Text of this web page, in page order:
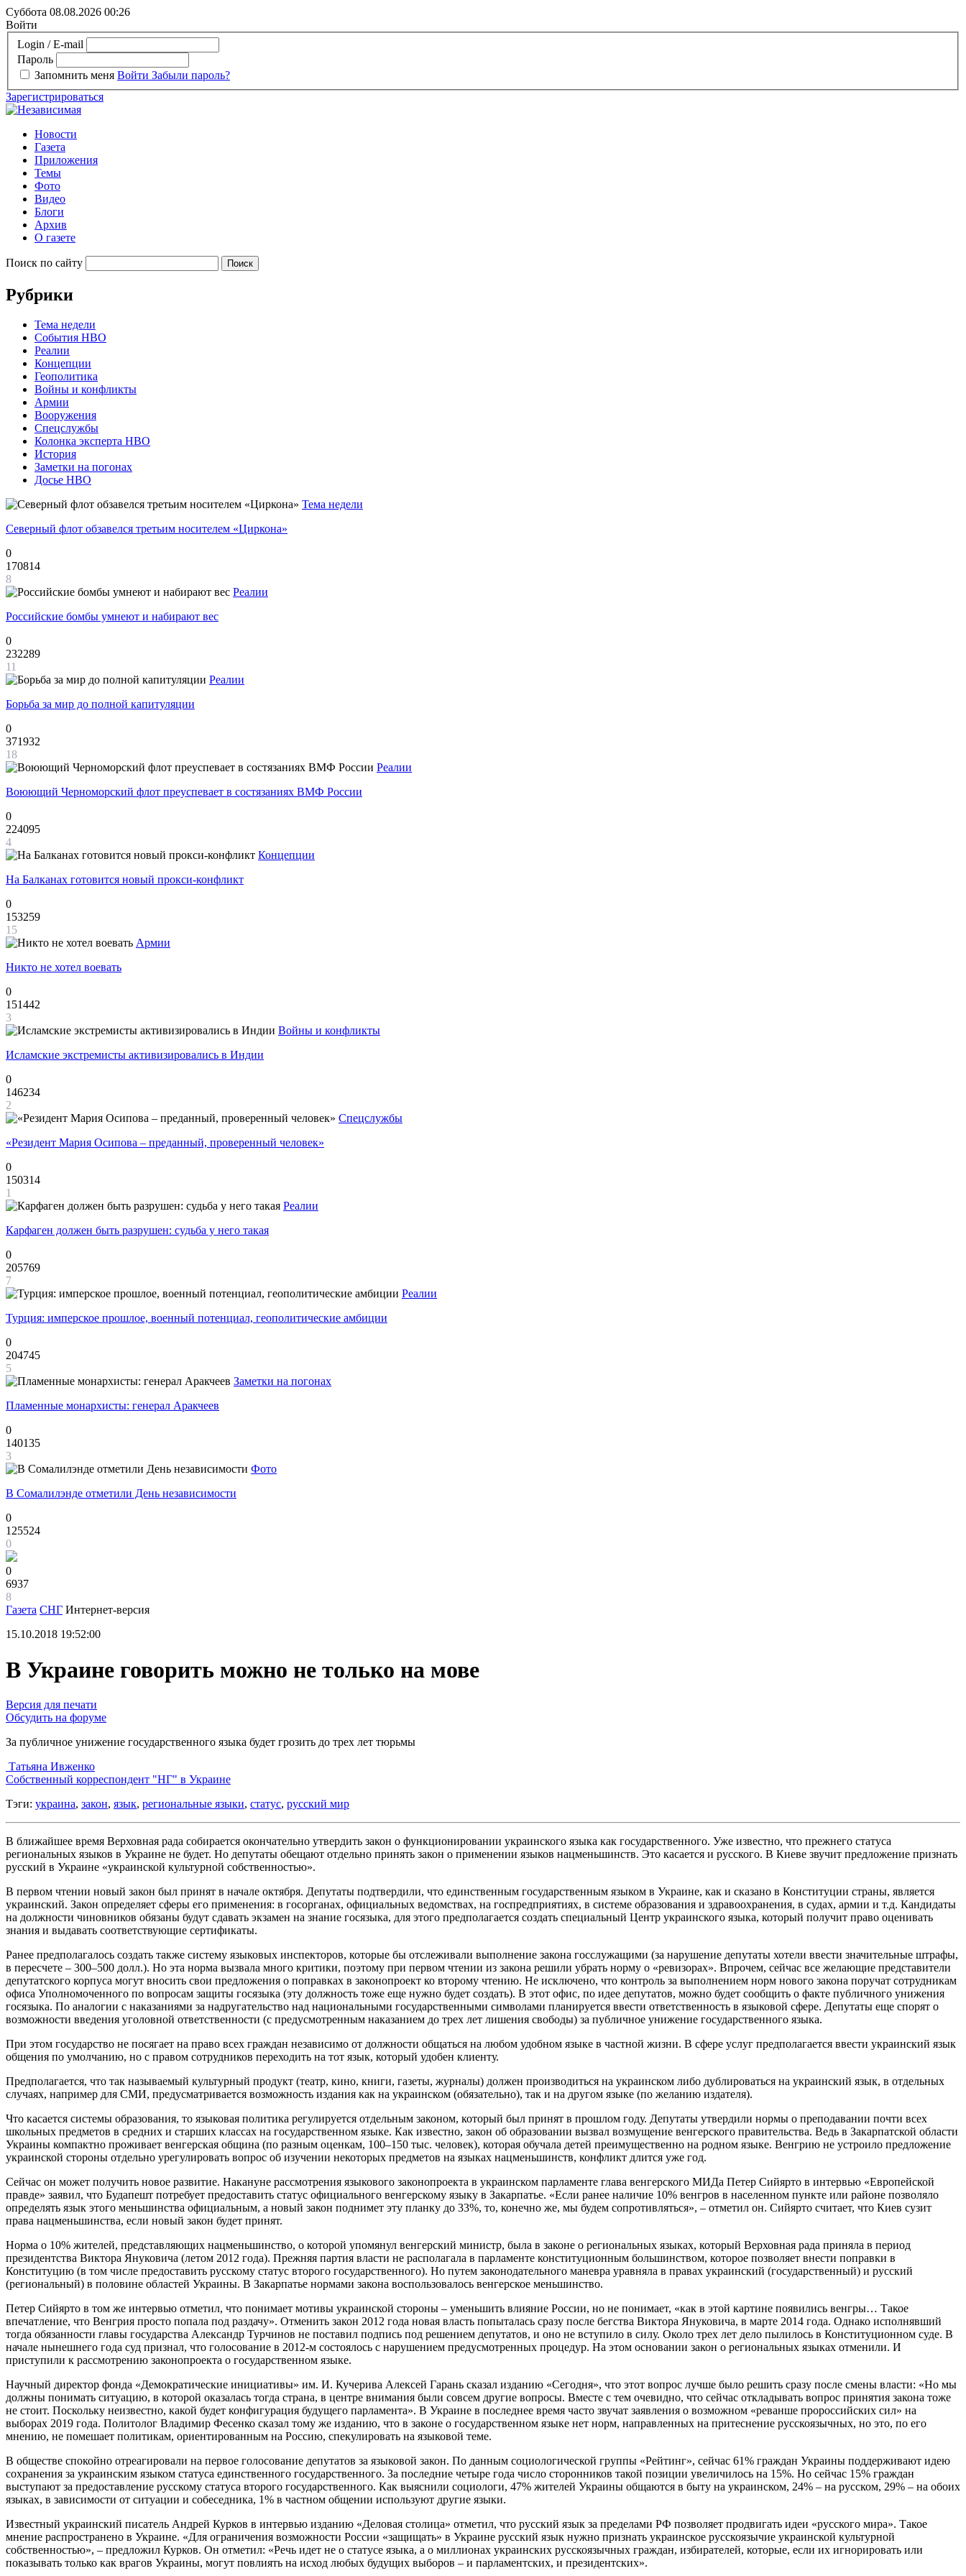
Суббота 08.08.2026 00:26
Войти
Login / E-mail
Пароль
Запомнить меня Войти Забыли пароль?
Зарегистрироваться
Новости
Газета
Приложения
Темы
Фото
Видео
Блоги
Архив
О газете
Поиск по сайту
Рубрики
Тема недели
События НВО
Реалии
Концепции
Геополитика
Войны и конфликты
Армии
Вооружения
Спецслужбы
Колонка эксперта НВО
История
Заметки на погонах
Досье НВО
Тема недели
Северный флот обзавелся третьим носителем «Циркона»
0
170814
8
Реалии
Российские бомбы умнеют и набирают вес
0
232289
11
Реалии
Борьба за мир до полной капитуляции
0
371932
18
Реалии
Воюющий Черноморский флот преуспевает в состязаниях ВМФ России
0
224095
4
Концепции
На Балканах готовится новый прокси-конфликт
0
153259
15
Армии
Никто не хотел воевать
0
151442
3
Войны и конфликты
Исламские экстремисты активизировались в Индии
0
146234
2
Спецслужбы
«Резидент Мария Осипова – преданный, проверенный человек»
0
150314
1
Реалии
Карфаген должен быть разрушен: судьба у него такая
0
205769
7
Реалии
Турция: имперское прошлое, военный потенциал, геополитические амбиции
0
204745
5
Заметки на погонах
Пламенные монархисты: генерал Аракчеев
0
140135
3
Фото
В Сомалилэнде отметили День независимости
0
125524
0
0
6937
8
Газета СНГ Интернет-версия
15.10.2018 19:52:00
В Украине говорить можно не только на мове
Версия для печати
Обсудить на форуме
За публичное унижение государственного языка будет грозить до трех лет тюрьмы
Татьяна Ивженко
Cобственный корреспондент "НГ" в Украине
Тэги: украина, закон, язык, региональные языки, статус, русский мир
В ближайшее время Верховная рада собирается окончательно утвердить закон о функционировании украинского языка как государственного. Уже известно, что прежнего статуса
региональных языков в Украине не будет. Но депутаты обещают отдельно принять закон о применении языков нацменьшинств. Это касается и русского. В Киеве звучит предложение признать
русский в Украине «украинской культурной собственностью».
В первом чтении новый закон был принят в начале октября. Депутаты подтвердили, что единственным государственным языком в Украине, как и сказано в Конституции страны, является
украинский. Закон определяет сферы его применения: в госорганах, официальных ведомствах, на госпредприятиях, в системе образования и здравоохранения, в судах, армии и т.д. Кандидаты
на должности чиновников обязаны будут сдавать экзамен на знание госязыка, для этого предполагается создать специальный Центр украинского языка, который получит право оценивать
знания и выдавать соответствующие сертификаты.
Ранее предполагалось создать также систему языковых инспекторов, которые бы отслеживали выполнение закона госслужащими (за нарушение депутаты хотели ввести значительные штрафы,
в пересчете – 300–500 долл.). Но эта норма вызвала много критики, поэтому при первом чтении из закона решили убрать норму о «ревизорах». Впрочем, сейчас все желающие представители
депутатского корпуса могут вносить свои предложения о поправках в законопроект ко второму чтению. Не исключено, что контроль за выполнением норм нового закона поручат сотрудникам
офиса Уполномоченного по вопросам защиты госязыка (эту должность тоже еще нужно будет создать). В этот офис, по идее депутатов, можно будет сообщить о факте публичного унижения
госязыка. По аналогии с наказаниями за надругательство над национальными государственными символами планируется ввести ответственность в языковой сфере. Депутаты еще спорят о
возможности введения уголовной ответственности (с предусмотренным наказанием до трех лет лишения свободы) за публичное унижение государственного языка.
При этом государство не посягает на право всех граждан независимо от должности общаться на любом удобном языке в частной жизни. В сфере услуг предполагается ввести украинский язык
общения по умолчанию, но с правом сотрудников переходить на тот язык, который удобен клиенту.
Предполагается, что так называемый культурный продукт (театр, кино, книги, газеты, журналы) должен производиться на украинском либо дублироваться на украинский язык, в отдельных
случаях, например для СМИ, предусматривается возможность издания как на украинском (обязательно), так и на другом языке (по желанию издателя).
Что касается системы образования, то языковая политика регулируется отдельным законом, который был принят в прошлом году. Депутаты утвердили нормы о преподавании почти всех
школьных предметов в средних и старших классах на государственном языке. Как известно, закон об образовании вызвал возмущение венгерского правительства. Ведь в Закарпатской области
Украины компактно проживает венгерская община (по разным оценкам, 100–150 тыс. человек), которая обучала детей преимущественно на родном языке. Венгрию не устроило предложение
украинской стороны отдельно урегулировать вопрос об изучении некоторых предметов на языках нацменьшинств, конфликт длится уже год.
Сейчас он может получить новое развитие. Накануне рассмотрения языкового законопроекта в украинском парламенте глава венгерского МИДа Петер Сийярто в интервью «Европейской
правде» заявил, что Будапешт потребует предоставить статус официального венгерскому языку в Закарпатье. «Если ранее наличие 10% венгров в населенном пункте или районе позволяло
определять язык этого меньшинства официальным, а новый закон поднимет эту планку до 33%, то, конечно же, мы будем сопротивляться», – отметил он. Сийярто считает, что Киев сузит
права нацменьшинства, если новый закон будет принят.
Норма о 10% жителей, представляющих нацменьшинство, о которой упомянул венгерский министр, была в законе о региональных языках, который Верховная рада приняла в период
президентства Виктора Януковича (летом 2012 года). Прежняя партия власти не располагала в парламенте конституционным большинством, которое позволяет внести поправки в
Конституцию (в том числе предоставить русскому статус второго государственного). Но путем законодательного маневра уравняла в правах украинский (государственный) и русский
(региональный) в половине областей Украины. В Закарпатье нормами закона воспользовалось венгерское меньшинство.
Петер Сийярто в том же интервью отметил, что понимает мотивы украинской стороны – уменьшить влияние России, но не понимает, «как в этой картине появились венгры… Такое
впечатление, что Венгрия просто попала под раздачу». Отменить закон 2012 года новая власть попыталась сразу после бегства Виктора Януковича, в марте 2014 года. Однако исполнявший
тогда обязанности главы государства Александр Турчинов не поставил подпись под решением депутатов, и оно не вступило в силу. Около трех лет дело пылилось в Конституционном суде. В
начале нынешнего года суд признал, что голосование в 2012-м состоялось с нарушением предусмотренных процедур. На этом основании закон о региональных языках отменили. И
приступили к рассмотрению законопроекта о государственном языке.
Научный директор фонда «Демократические инициативы» им. И. Кучерива Алексей Гарань сказал изданию «Сегодня», что этот вопрос лучше было решить сразу после смены власти: «Но мы
должны понимать ситуацию, в которой оказалась тогда страна, в центре внимания были совсем другие вопросы. Вместе с тем очевидно, что сейчас откладывать вопрос принятия закона тоже
не стоит. Поскольку неизвестно, какой будет конфигурация будущего парламента». В Украине в последнее время часто звучат заявления о возможном «реванше пророссийских сил» на
выборах 2019 года. Политолог Владимир Фесенко сказал тому же изданию, что в законе о государственном языке нет норм, направленных на притеснение русскоязычных, но это, по его
мнению, не помешает политикам, ориентированным на Россию, спекулировать на языковой теме.
В обществе спокойно отреагировали на первое голосование депутатов за языковой закон. По данным социологической группы «Рейтинг», сейчас 61% граждан Украины поддерживают идею
сохранения за украинским языком статуса единственного государственного. За последние четыре года число сторонников такой позиции увеличилось на 15%. Но сейчас 15% граждан
выступают за предоставление русскому статуса второго государственного. Как выяснили социологи, 47% жителей Украины общаются в быту на украинском, 24% – на русском, 29% – на обоих
языках, в зависимости от ситуации и собеседника, 1% в частном общении используют другие языки.
Известный украинский писатель Андрей Курков в интервью изданию «Деловая столица» отметил, что русский язык за пределами РФ позволяет продвигать идеи «русского мира». Такое
мнение распространено в Украине. «Для ограничения возможности России «защищать» в Украине русский язык нужно признать украинское русскоязычие украинской культурной
собственностью», – предложил Курков. Он отметил: «Речь идет не о статусе языка, а о миллионах украинских русскоязычных граждан, избирателей, которые, если их игнорировать или
показывать только как врагов Украины, могут повлиять на исход любых будущих выборов – и парламентских, и президентских».